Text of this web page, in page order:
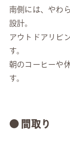
南側には、やわ
設計。
アウトドアリビ
す。
朝のコーヒーや
す。
● 間取り